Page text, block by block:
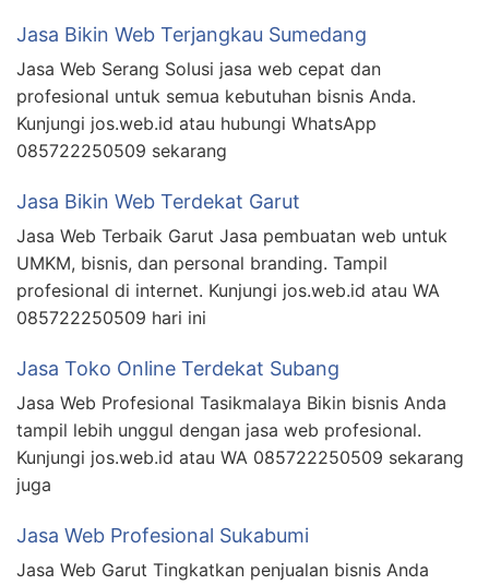
Jasa Bikin Web Terjangkau Sumedang
Jasa Web Serang Solusi jasa web cepat dan
profesional untuk semua kebutuhan bisnis Anda.
Kunjungi jos.web.id atau hubungi WhatsApp
085722250509 sekarang
Jasa Bikin Web Terdekat Garut
Jasa Web Terbaik Garut Jasa pembuatan web untuk
UMKM, bisnis, dan personal branding. Tampil
profesional di internet. Kunjungi jos.web.id atau WA
085722250509 hari ini
Jasa Toko Online Terdekat Subang
Jasa Web Profesional Tasikmalaya Bikin bisnis Anda
tampil lebih unggul dengan jasa web profesional.
Kunjungi jos.web.id atau WA 085722250509 sekarang
juga
Jasa Web Profesional Sukabumi
Jasa Web Garut Tingkatkan penjualan bisnis Anda